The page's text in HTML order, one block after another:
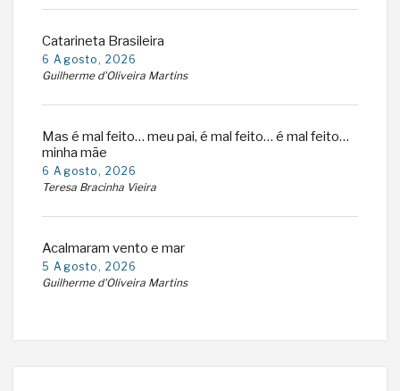
Catarineta Brasileira
6 Agosto, 2026
Guilherme d'Oliveira Martins
Mas é mal feito… meu pai, é mal feito… é mal feito…
minha mãe
6 Agosto, 2026
Teresa Bracinha Vieira
Acalmaram vento e mar
5 Agosto, 2026
Guilherme d'Oliveira Martins